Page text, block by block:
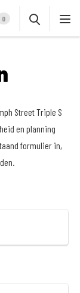
0
Street Triple S
en planning
formulier in,